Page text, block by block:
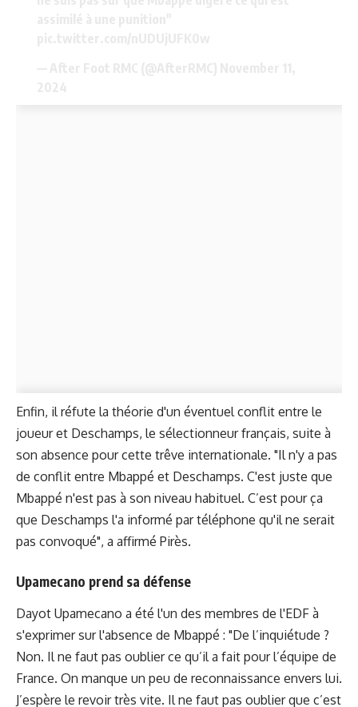
Enfin, il réfute la théorie d'un éventuel conflit entre le
joueur et Deschamps, le sélectionneur français, suite à
son absence pour cette trêve internationale. "Il n'y a pas
de conflit entre Mbappé et Deschamps. C'est juste que
Mbappé n'est pas à son niveau habituel. C’est pour ça
que Deschamps l'a informé par téléphone qu'il ne serait
pas convoqué", a affirmé Pirès.
Upamecano prend sa défense
Dayot Upamecano a été l'un des membres de l'EDF à
s'exprimer sur l'absence de Mbappé : "De l’inquiétude ?
Non. Il ne faut pas oublier ce qu’il a fait pour l’équipe de
France. On manque un peu de reconnaissance envers lui.
J’espère le revoir très vite. Il ne faut pas oublier que c’est